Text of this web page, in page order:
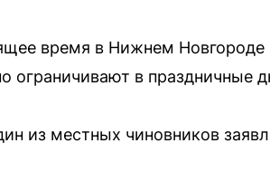
время в Нижнем Новгороде
ограничивают в праздничные
из местных чиновников